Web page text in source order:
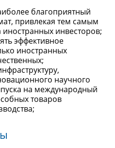
благоприятный
привлекая тем самым
инвесторов;
эффективное
иностранных
научного
на международный
товаров